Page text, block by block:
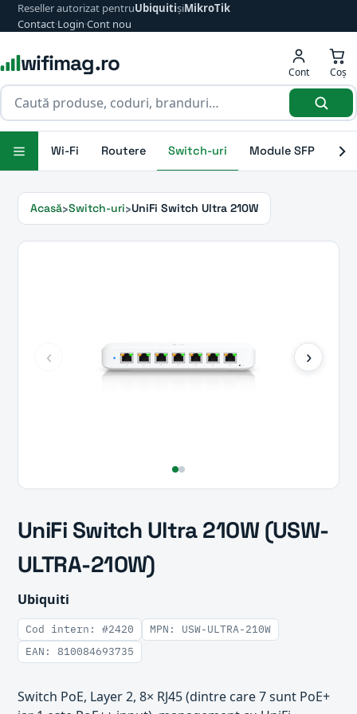
Reseller autorizat pentruUbiquitișiMikroTik
Contact·Login·Cont nou
wifimag.ro Cont Coș
Wi-Fi Routere Switch-uri Module SFP
Acasă Switch-uri UniFi Switch Ultra 210W
‹ ›
UniFi Switch Ultra 210W (USW-
ULTRA-210W)
Ubiquiti
Cod intern: #2420
MPN: USW-ULTRA-210W
EAN: 810084693735
Switch PoE, Layer 2, 8× RJ45 (dintre care 7 sunt PoE+